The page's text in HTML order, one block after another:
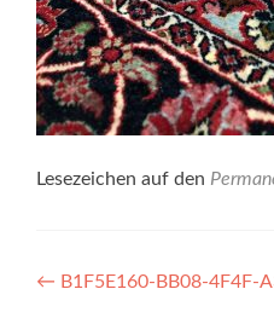
Lesezeichen auf den
Artikel-
← B1F5E160-BB08-4F4F-